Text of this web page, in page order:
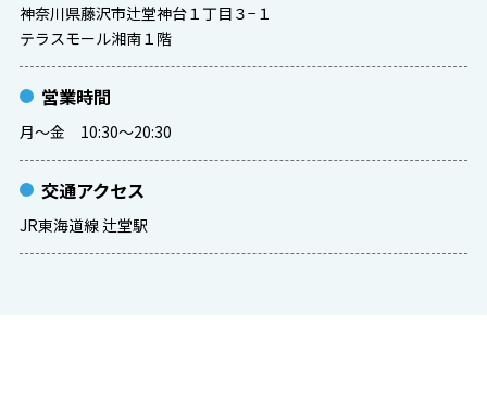
神奈川県藤沢市辻堂神台１丁目３−１
テラスモール湘南１階
営業時間
月～金 10:30～20:30
交通アクセス
JR東海道線 辻堂駅